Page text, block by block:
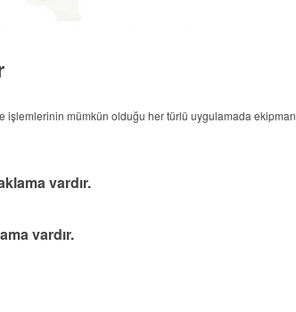
işlemlerinin mümkün olduğu her türlü uygulamada ekipman
vardır.
vardır.